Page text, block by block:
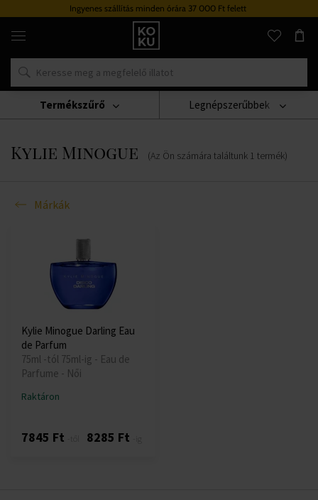
Ingyenes szállítás minden órára 37 000 Ft felett
Eredeti
parfümök
órák
egy
Márkák Kylie Minogue
Kylie Minogue (Az Ön számára találtunk 1 termék)
Legnépszerűbbek
Márkák
Termékszűrő
Kylie Minogue Darling Eau
de Parfum
75ml -tól 75ml-ig - Eau de
Parfume - Női
Raktáron
7845 Ft 8285 Ft